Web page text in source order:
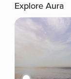
Explore Aura